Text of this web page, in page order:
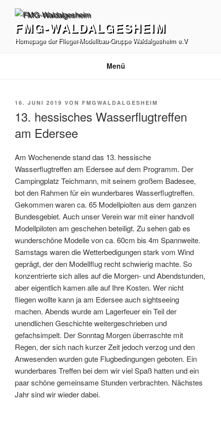
Inhalt
springenFMG-WALDALGESHEIM
Homepage der Flieger-Modellbau-Gruppe Waldalgesheim e.V
Menü
VERÖFFENTLICHT
16. JUNI 2019 VON FMGWALDALGESHEIM
13. hessisches Wasserflugtreffen
am Edersee
Am Wochenende stand das 13. hessische
Wasserflugtreffen am Edersee auf dem Programm. Der
Campingplatz Teichmann, mit seinem großem Badesee,
bot den Rahmen für ein wunderbares Wasserflugtreffen.
Gekommen waren ca. 65 Modellpiolten aus dem ganzen
Bundesgebiet. Auch unser Verein war mit einer handvoll
Modellpiloten am geschehen beteiligt. Zu sehen gab es
wunderschöne Modelle von ca. 60cm bis 4m Spannweite.
Samstags waren die Wetterbedigungen stark vom Wind
geprägt, der den Modellflug recht schwierig machte. So
konzentrierte sich alles auf die Morgen- und Abendstunden,
aber eigentlich kamen alle auf Ihre Kosten. Wer nicht
fliegen wollte kann ja am Edersee auch sightseeing
machen. Abends wurde am Lagerfeuer ein Teil der
unendlichen Geschichte weitergeschrieben und
gefachsimpelt. Der Sonntag Morgen überraschte mit
Regen, der sich nach kurzer Zeit jedoch verzog und den
Anwesenden wurden gute Flugbedingungen geboten. Ein
wunderbares Treffen bei dem wir viel Spaß hatten und ein
paar schöne gemeinsame Stunden verbrachten. Nächstes
Jahr sind wir wieder dabei.